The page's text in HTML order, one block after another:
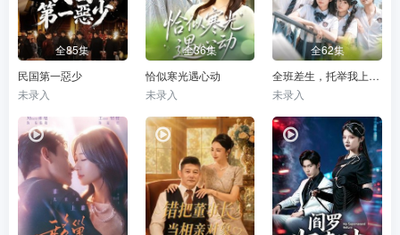
全85集
民国第一惡少
未录入
全36集
恰似寒光遇心动
未录入
全62集
全班差生，托举我上清北
未录入